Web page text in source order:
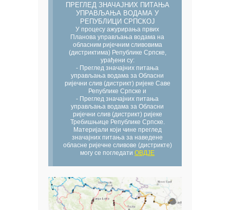
ПРЕГЛЕД ЗНАЧАЈНИХ ПИТАЊА
УПРАВЉАЊА ВОДАМА У
РЕПУБЛИЦИ СРПСКОЈ
У процесу ажурирања првих
Планова управљања водама на
обласним ријечним сливовима
(дистриктима) Републике Српске,
урађени су:
- Преглед значајних питања
управљања водама за Обласни
ријечни слив (дистрикт) ријеке Саве
Републике Српске и
- Преглед значајних питања
управљања водама за Обласни
ријечни слив (дистрикт) ријеке
Требишњице Републике Српске.
Материјали који чине преглед
значајних питања за наведене
обласне ријечне сливове (дистрикте)
могу се погледати ОВДЈЕ